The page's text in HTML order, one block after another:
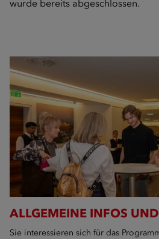
wurde bereits abgeschlossen.
ALLGEMEINE INFOS
Sie interessieren sich für das